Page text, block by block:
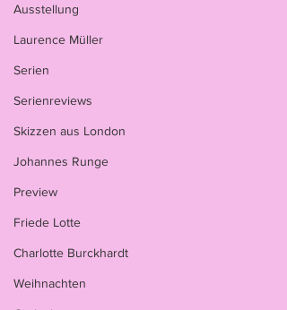
Ausstellung
Laurence Müller
Serien
Serienreviews
Skizzen aus London
Johannes Runge
Preview
Friede Lotte
Charlotte Burckhardt
Weihnachten